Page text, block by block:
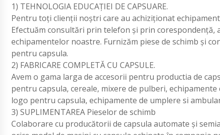
1) TEHNOLOGIA EDUCAŢIEI DE CAPSUARE.
Pentru toți clienții noștri care au achiziționat
Efectuăm consultări prin telefon și prin
echipamentelor noastre. Furnizăm piese de schimb și
pentru capsula.
2) FABRICARE COMPLETĂ CU CAPSULE.
Avem o gama larga de accesorii pentru productia de
pentru capsula, cereale, mixere de pulberi,
logo pentru capsula, echipamente de umplere si
3) SUPLIMENTAREA Pieselor de schimb
Colaborare cu producătorii de capsula automate și